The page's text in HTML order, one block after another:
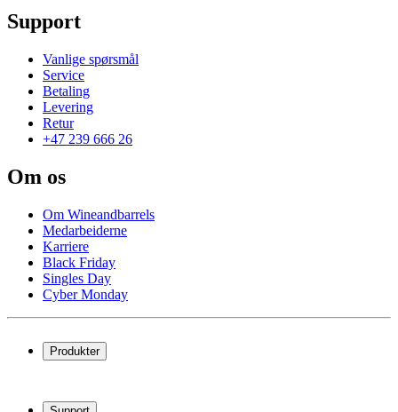
Support
Vanlige spørsmål
Service
Betaling
Levering
Retur
+47 239 666 26
Om os
Om Wineandbarrels
Medarbeiderne
Karriere
Black Friday
Singles Day
Cyber Monday
Produkter
Vinstativ